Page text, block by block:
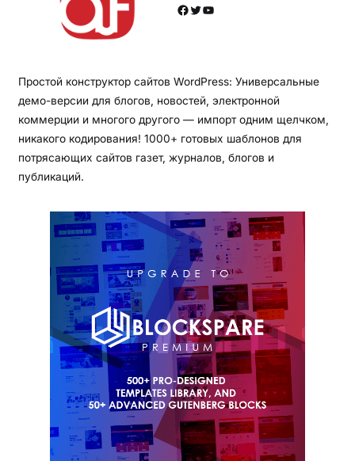
Facebook Twitter YouTube
Простой конструктор сайтов WordPress: Универсальные
демо-версии для блогов, новостей, электронной
коммерции и многого другого — импорт одним щелчком,
никакого кодирования! 1000+ готовых шаблонов для
потрясающих сайтов газет, журналов, блогов и
публикаций.